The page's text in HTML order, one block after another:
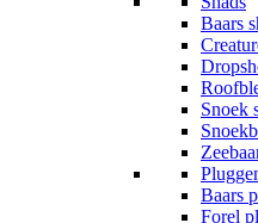
Baars
Snoek
Baars
Forel